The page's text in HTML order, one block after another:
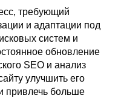
требующий
и адаптации под
систем и
обновление
SEO и анализ
улучшить его
привлечь больше